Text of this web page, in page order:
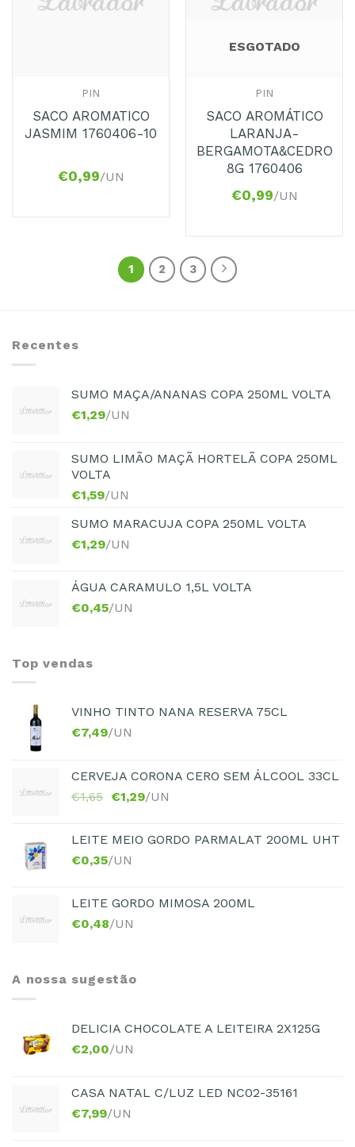
PIN
SACO AROMATICO
JASMIM 1760406-10
€0,99/UN
ESGOTADO
PIN
SACO AROMÁTICO
LARANJA-
BERGAMOTA&CEDRO
8G 1760406
€0,99/UN
1 2 3
Recentes
SUMO MAÇA/ANANAS COPA 250ML VOLTA
€1,29/UN
SUMO LIMÃO MAÇÃ HORTELÃ COPA 250ML
VOLTA
€1,59/UN
SUMO MARACUJA COPA 250ML VOLTA
€1,29/UN
ÁGUA CARAMULO 1,5L VOLTA
€0,45/UN
Top vendas
VINHO TINTO NANA RESERVA 75CL
€7,49/UN
CERVEJA CORONA CERO SEM ÁLCOOL 33CL
€1,65 €1,29/UN
LEITE MEIO GORDO PARMALAT 200ML UHT
€0,35/UN
LEITE GORDO MIMOSA 200ML
€0,48/UN
A nossa sugestão
DELICIA CHOCOLATE A LEITEIRA 2X125G
€2,00/UN
CASA NATAL C/LUZ LED NC02-35161
€7,99/UN